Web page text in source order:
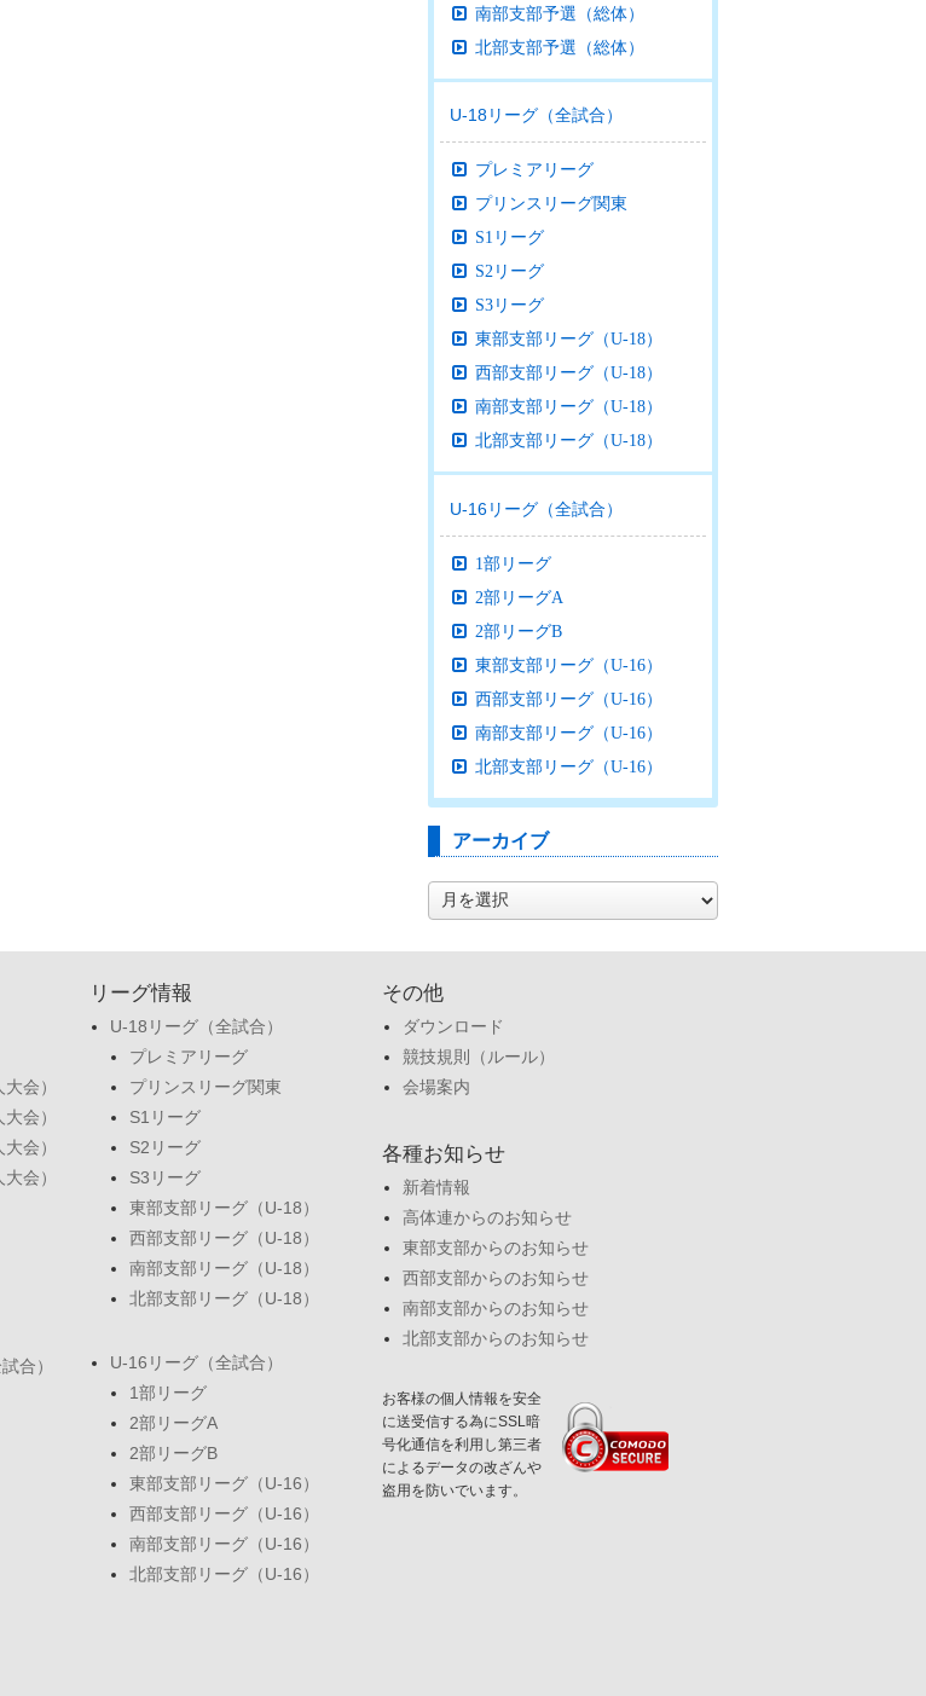
南部支部予選（総体）
北部支部予選（総体）
U-18リーグ（全試合）
プレミアリーグ
プリンスリーグ関東
S1リーグ
S2リーグ
S3リーグ
東部支部リーグ（U-18）
西部支部リーグ（U-18）
南部支部リーグ（U-18）
北部支部リーグ（U-18）
U-16リーグ（全試合）
1部リーグ
2部リーグA
2部リーグB
東部支部リーグ（U-16）
西部支部リーグ（U-16）
南部支部リーグ（U-16）
北部支部リーグ（U-16）
アーカイブ
ー
ブ
会）
会）
会）
会）
合）
リーグ情報
U-18リーグ（全試合）
プレミアリーグ
プリンスリーグ関東
S1リーグ
S2リーグ
S3リーグ
東部支部リーグ（U-18）
西部支部リーグ（U-18）
南部支部リーグ（U-18）
北部支部リーグ（U-18）
U-16リーグ（全試合）
1部リーグ
2部リーグA
2部リーグB
東部支部リーグ（U-16）
西部支部リーグ（U-16）
南部支部リーグ（U-16）
北部支部リーグ（U-16）
その他
ダウンロード
競技規則（ルール）
会場案内
各種お知らせ
新着情報
高体連からのお知らせ
東部支部からのお知らせ
西部支部からのお知らせ
南部支部からのお知らせ
北部支部からのお知らせ
お客様の個人情報を安全
に送受信する為にSSL暗
号化通信を利用し第三者
によるデータの改ざんや
盗用を防いでいます。